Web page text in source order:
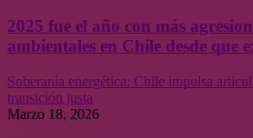
2025 fue el año con más
ambientales en Chile desde que
Soberanía energética: Chile impulsa
transición justa
Marzo 18, 2026